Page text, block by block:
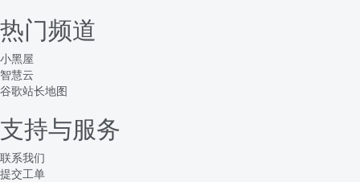
热门频道
小黑屋
智慧云
谷歌站长地图
支持与服务
联系我们
提交工单